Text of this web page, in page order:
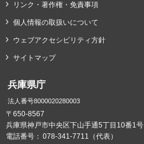
リンク・著作権・免責事項
個人情報の取扱いについて
ウェブアクセシビリティ方針
サイトマップ
兵庫県庁
法人番号8000020280003
〒650-8567
兵庫県神戸市中央区下山手通5丁目10番1号
電話番号： 078-341-7711（代表）